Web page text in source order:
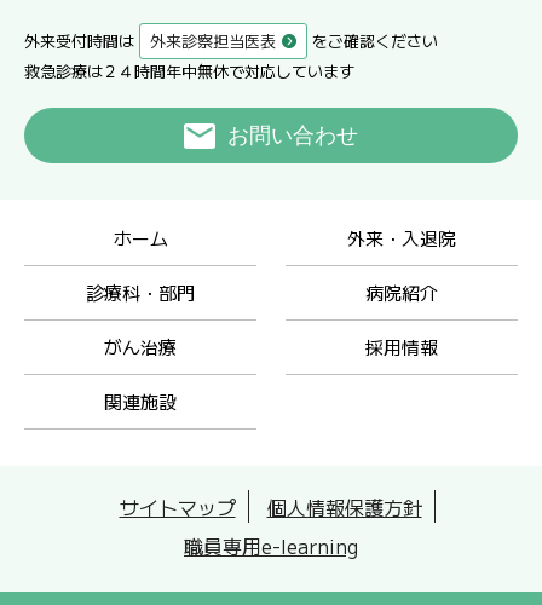
外来受付時間は 外来診察担当医表
をご確認ください
救急診療は２４時間年中無休で対応しています
お問い合わせ
ホーム 外来・入退院
診療科・部門 病院紹介
がん治療 採用情報
関連施設
サイトマップ
個人情報保護方針
職員専用e-learning